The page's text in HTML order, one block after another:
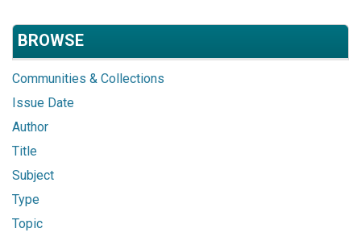
BROWSE
Communities & Collections
Issue Date
Author
Title
Subject
Type
Topic